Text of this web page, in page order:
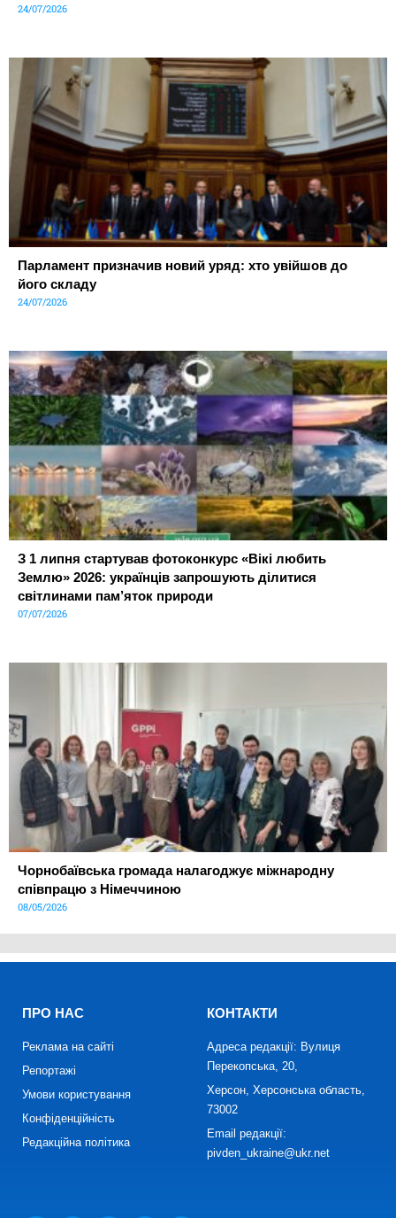
24/07/2026
Парламент призначив новий уряд: хто увійшов до
його складу
24/07/2026
З 1 липня стартував фотоконкурс «Вікі любить
Землю» 2026: українців запрошують ділитися
світлинами пам’яток природи
07/07/2026
Чорнобаївська громада налагоджує міжнародну
співпрацю з Німеччиною
08/05/2026
ПРО НАС
Реклама на сайті
Репортажі
Умови користування
Конфіденційність
Редакційна політика
КОНТАКТИ
Адреса редакції: Вулиця
Перекопська, 20,
Херсон, Херсонська область,
73002
Email редакції:
pivden_ukraine@ukr.net